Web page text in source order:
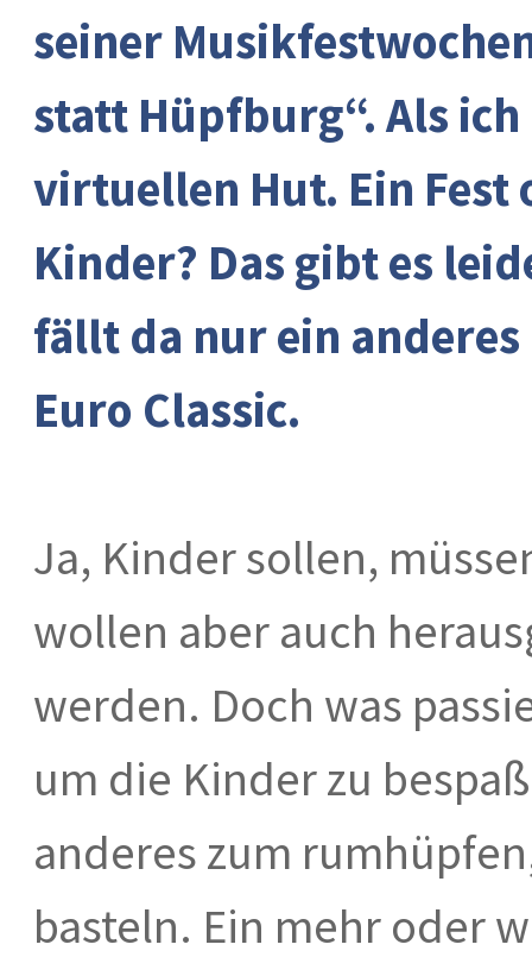
seiner
statt Hüpfburg“. Als
virtuellen Hut. Ein
Kinder? Das gibt es
fällt da nur ein
Euro Classic.
Ja, Kinder sollen,
wollen aber auch
werden. Doch was
um die Kinder zu
anderes zum
basteln. Ein mehr oder